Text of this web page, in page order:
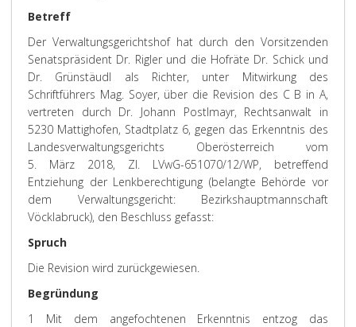
Betreff
Der Verwaltungsgerichtshof hat durch den Vorsitzenden
Senatspräsident Dr. Rigler und die Hofräte Dr. Schick und
Dr. Grünstäudl als Richter, unter Mitwirkung des
Schriftführers Mag. Soyer, über die Revision des C B in A,
vertreten durch Dr. Johann Postlmayr, Rechtsanwalt in
5230 Mattighofen, Stadtplatz 6, gegen das Erkenntnis des
Landesverwaltungsgerichts Oberösterreich vom
5. März 2018, Zl. LVwG-651070/12/WP, betreffend
Entziehung der Lenkberechtigung (belangte Behörde vor
dem Verwaltungsgericht: Bezirkshauptmannschaft
Vöcklabruck), den Beschluss gefasst:
Spruch
Die Revision wird zurückgewiesen.
Begründung
1 Mit dem angefochtenen Erkenntnis entzog das